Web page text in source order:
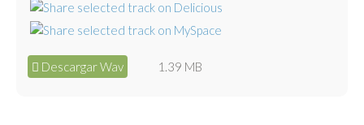
Descargar Wav 1.39 MB